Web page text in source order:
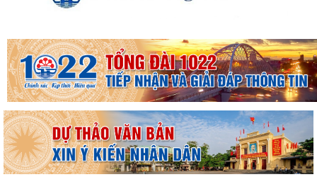
dữ liệu chuyên ngành y tế của...
KHAI MẠC KỲ HỌP THƯỜNG LỆ GIỮA NĂM 2026 HỘI ĐỒNG NHÂN DÂN
PHƯỜNG THỦY NGUYÊN KHÓA II, NHIỆM KỲ 2026...
Thông tin báo chí về việc tổ chức cưỡng chế thu hồi đất để thực hiện
Dự án đầu tư xây dựng tuyến...
Thông báo Cưỡng chế thu hồi đất thực hiện Dự án đầu tư xây dựng
tuyến đường từ khu đô thị Bắc sông...